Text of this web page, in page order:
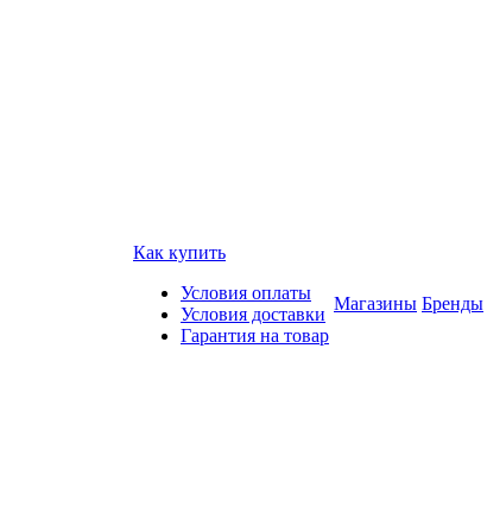
Как купить
Условия оплаты
Условия доставки
Гарантия на товар
Магазины Бренды